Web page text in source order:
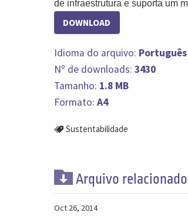
de infraestrutura e suporta um
DOWNLOAD
Idioma do arquivo: Português
Nº de downloads: 3430
Tamanho: 1.8 MB
Formato: A4
Sustentabilidade
Arquivo relacionado
Oct 26, 2014